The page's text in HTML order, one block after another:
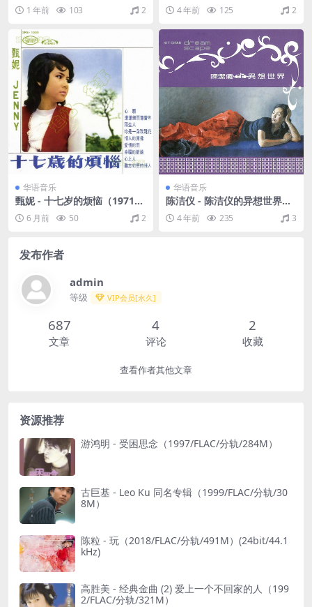
港（1995/FLAC/分轨/289
M）1 年前 103 2
4/FLAC/分轨/265M）
4 年前 125 2
华语音乐
甄妮 - 十七岁的烦恼（1971/F
LAC/分轨/183M）
6 月前 50 2
华语音乐
陈洁仪 - 陈洁仪的异想世界
（2002/FLAC/分轨/662M）
4 年前 235 3
发布作者
admin
等级 VIP会员[永久]
687
文章
4
评论
2
收藏
查看作者其他文章
资源推荐
游鸿明 - 受困思念（1997/FLAC/分轨/284M）
古巨基 - Leo Ku 同名专辑（1999/FLAC/分轨/30
8M）
陈粒 - 玩（2018/FLAC/分轨/491M）(24bit/44.1
kHz)
高胜美 - 经典金曲 (2) 爱上一个不回家的人（199
2/FLAC/分轨/321M）